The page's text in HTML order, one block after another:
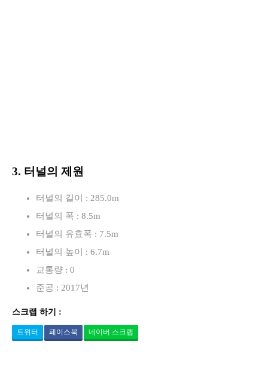
3. 터널의 제원
터널의 길이 : 285.0m
터널의 폭 : 8.5m
터널의 유효폭 : 7.5m
터널의 높이 : 6.7m
교통량 : 0
준공 : 2017년
스크랩 하기 :
트위터 페이스북 네이버 스크랩